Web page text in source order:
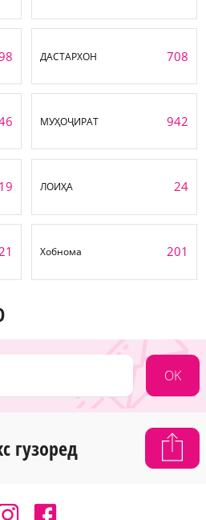
ДАСТАРХОН 708
МУҲОҶИРАТ 942
ЛОИҲА 24
Хобнома 201
OK
гузоред